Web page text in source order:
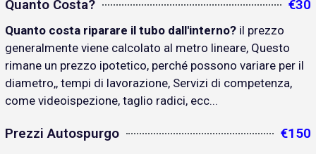
Quanto Costa? €30
Quanto costa riparare il tubo dall'interno? il prezzo
generalmente viene calcolato al metro lineare, Questo
rimane un prezzo ipotetico, perché possono variare per il
diametro,, tempi di lavorazione, Servizi di competenza,
come videoispezione, taglio radici, ecc...
Prezzi Autospurgo €150